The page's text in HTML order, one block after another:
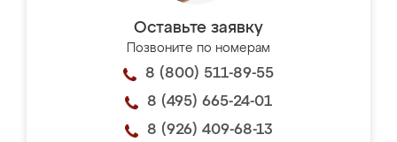
Оставьте заявку
Позвоните по номерам
8 (800) 511-89-55
8 (495) 665-24-01
8 (926) 409-68-13